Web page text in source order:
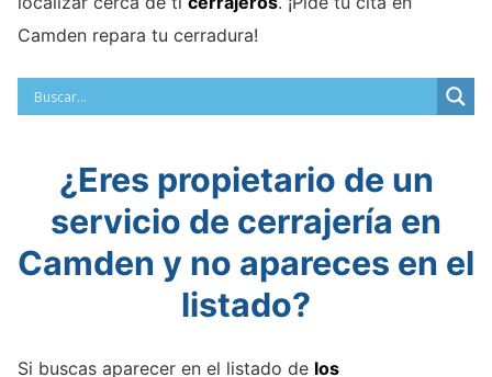
Camden repara tu cerradura!
¿Eres propietario de un
servicio de cerrajería en
Camden y no apareces en el
listado?
Si buscas aparecer en el listado de los